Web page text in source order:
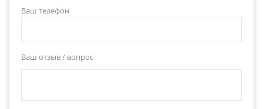
Ваш телефон
Ваш отзыв / вопрос